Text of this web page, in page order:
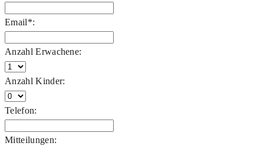
Email*:
Anzahl Erwachene:
Anzahl Kinder:
Telefon:
Mitteilungen: